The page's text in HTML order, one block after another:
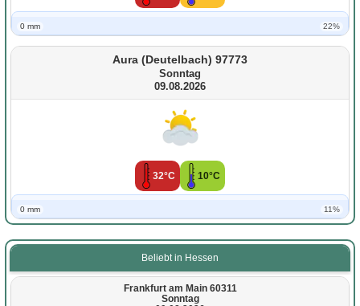
0 mm 22%
Aura (Deutelbach) 97773
Sonntag
09.08.2026
32°C 10°C
0 mm 11%
Beliebt in Hessen
Frankfurt am Main 60311
Sonntag